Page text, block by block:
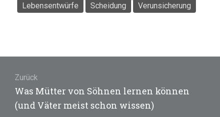
Lebensentwürfe
Scheidung Verunsicherung
Zurück
Vorheriger
Beitrag:
Was Mütter von Söhnen lernen können
(und Väter meist schon wissen)